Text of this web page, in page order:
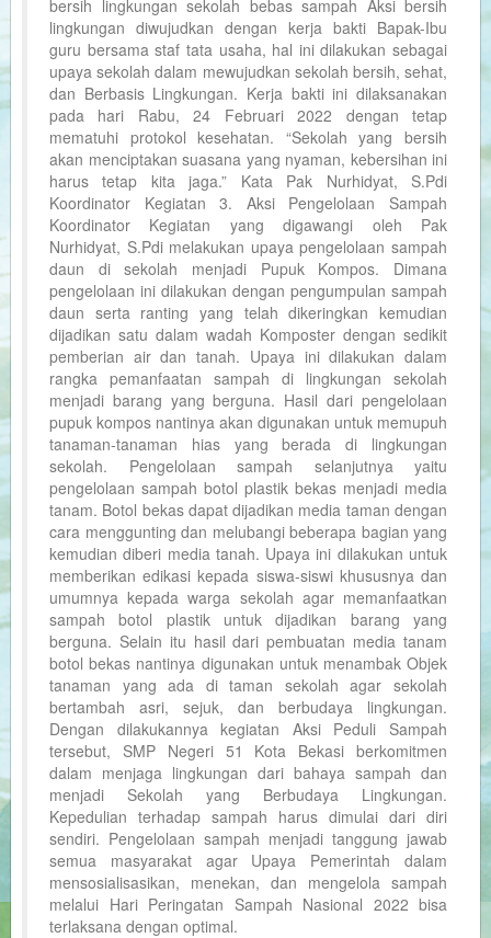
bersih lingkungan sekolah bebas sampah Aksi bersih
lingkungan diwujudkan dengan kerja bakti Bapak-Ibu
guru bersama staf tata usaha, hal ini dilakukan sebagai
upaya sekolah dalam mewujudkan sekolah bersih, sehat,
dan Berbasis Lingkungan. Kerja bakti ini dilaksanakan
pada hari Rabu, 24 Februari 2022 dengan tetap
mematuhi protokol kesehatan. “Sekolah yang bersih
akan menciptakan suasana yang nyaman, kebersihan ini
harus tetap kita jaga.” Kata Pak Nurhidyat, S.Pdi
Koordinator Kegiatan 3. Aksi Pengelolaan Sampah
Koordinator Kegiatan yang digawangi oleh Pak
Nurhidyat, S.Pdi melakukan upaya pengelolaan sampah
daun di sekolah menjadi Pupuk Kompos. Dimana
pengelolaan ini dilakukan dengan pengumpulan sampah
daun serta ranting yang telah dikeringkan kemudian
dijadikan satu dalam wadah Komposter dengan sedikit
pemberian air dan tanah. Upaya ini dilakukan dalam
rangka pemanfaatan sampah di lingkungan sekolah
menjadi barang yang berguna. Hasil dari pengelolaan
pupuk kompos nantinya akan digunakan untuk memupuh
tanaman-tanaman hias yang berada di lingkungan
sekolah. Pengelolaan sampah selanjutnya yaitu
pengelolaan sampah botol plastik bekas menjadi media
tanam. Botol bekas dapat dijadikan media taman dengan
cara menggunting dan melubangi beberapa bagian yang
kemudian diberi media tanah. Upaya ini dilakukan untuk
memberikan edikasi kepada siswa-siswi khususnya dan
umumnya kepada warga sekolah agar memanfaatkan
sampah botol plastik untuk dijadikan barang yang
berguna. Selain itu hasil dari pembuatan media tanam
botol bekas nantinya digunakan untuk menambak Objek
tanaman yang ada di taman sekolah agar sekolah
bertambah asri, sejuk, dan berbudaya lingkungan.
Dengan dilakukannya kegiatan Aksi Peduli Sampah
tersebut, SMP Negeri 51 Kota Bekasi berkomitmen
dalam menjaga lingkungan dari bahaya sampah dan
menjadi Sekolah yang Berbudaya Lingkungan.
Kepedulian terhadap sampah harus dimulai dari diri
sendiri. Pengelolaan sampah menjadi tanggung jawab
semua masyarakat agar Upaya Pemerintah dalam
mensosialisasikan, menekan, dan mengelola sampah
melalui Hari Peringatan Sampah Nasional 2022 bisa
terlaksana dengan optimal.